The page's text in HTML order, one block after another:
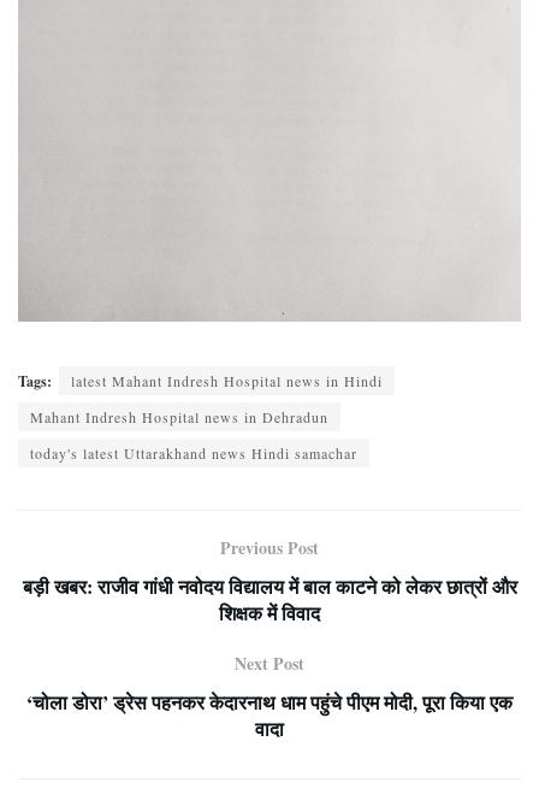
Tags:
latest Mahant Indresh Hospital news in Hindi
Mahant Indresh Hospital news in Dehradun
today's latest Uttarakhand news Hindi samachar
Previous Post
बड़ी खबर: राजीव गांधी नवोदय विद्यालय में बाल काटने को लेकर छात्रों और
शिक्षक में विवाद
Next Post
‘चोला डोरा’ ड्रेस पहनकर केदारनाथ धाम पहुंचे पीएम मोदी, पूरा किया एक
वादा